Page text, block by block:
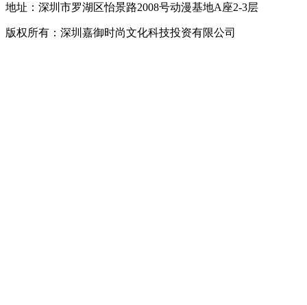
地址：深圳市罗湖区怡景路2008号动漫基地A座2-3层
版权所有：深圳嘉御时尚文化科技投资有限公司